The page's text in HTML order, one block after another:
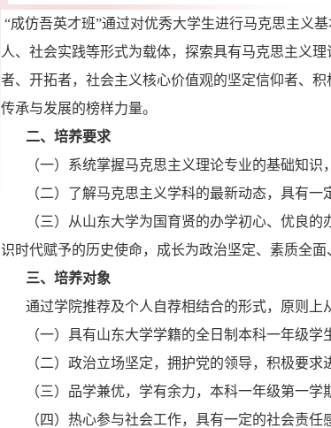
“成仿吾英才班”通过对优秀大学生进行马克思主义
人、社会实践等形式为载体，探索具有马克思主义
者、开拓者，社会主义核心价值观的坚定信仰者、
传承与发展的榜样力量。
二、培养要求
（一）系统掌握马克思主义理论专业的基础知
（二）了解马克思主义学科的最新动态，具有
（三）从山东大学为国育贤的办学初心、优良
识时代赋予的历史使命，成长为政治坚定、素质全
三、培养对象
通过学院推荐及个人自荐相结合的形式，原则上
（一）具有山东大学学籍的全日制本科一年级学
（二）政治立场坚定，拥护党的领导，积极要求
（三）品学兼优，学有余力，本科一年级第一
（四）热心参与社会工作，具有一定的社会责